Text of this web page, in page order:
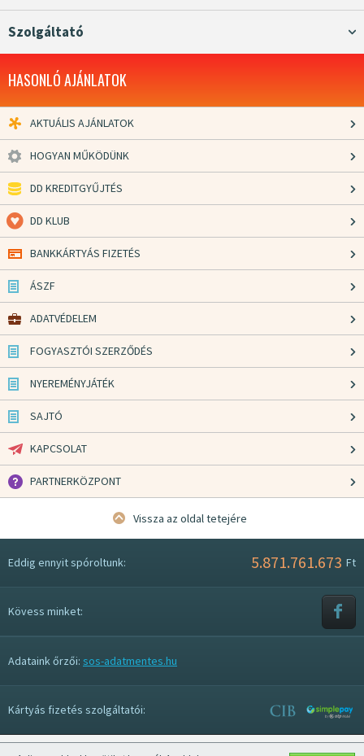
Szolgáltató
HASONLÓ AJÁNLATOK
AKTUÁLIS AJÁNLATOK
HOGYAN MŰKÖDÜNK
DD KREDITGYŰJTÉS
DD KLUB
BANKKÁRTYÁS FIZETÉS
ÁSZF
ADATVÉDELEM
FOGYASZTÓI SZERZŐDÉS
NYEREMÉNYJÁTÉK
SAJTÓ
KAPCSOLAT
PARTNERKÖZPONT
Vissza az oldal tetejére
Eddig ennyit spóroltunk: 5.871.761.673 Ft
Kövess minket:
Adataink őrzői: sos-adatmentes.hu
Kártyás fizetés szolgáltatói: